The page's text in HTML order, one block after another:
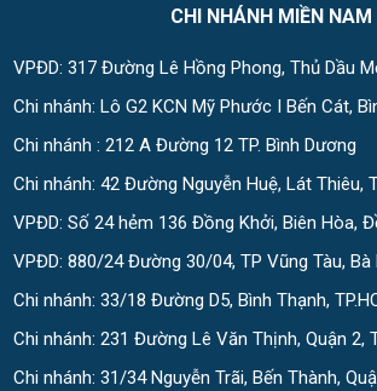
CHI NHÁNH MIỀN NAM
VPĐD: 317 Đường Lê Hồng Phong, Thủ Dầu
Chi nhánh: Lô G2 KCN Mỹ Phước I Bến Cát,
Chi nhánh : 212 A Đường 12 TP. Bình Dương
Chi nhánh: 42 Đường Nguyễn Huệ, Lát Thiêu,
VPĐD: Số 24 hẻm 136 Đồng Khởi, Biên Hòa,
VPĐD: 880/24 Đường 30/04, TP Vũng Tàu, Bà
Chi nhánh: 33/18 Đường D5, Bình Thạnh,
Chi nhánh: 231 Đường Lê Văn Thịnh, Quận 2,
Chi nhánh: 31/34 Nguyễn Trãi, Bến Thành,